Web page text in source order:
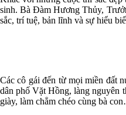
sinh. Bà Đàm Hương Thủy,
sắc, trí tuệ, bản lĩnh và sự hiểu
Các cô gái đến từ mọi miền đất
dân phố Vặt Hồng, làng nguyên
giày, làm chẳm chéo cùng bà